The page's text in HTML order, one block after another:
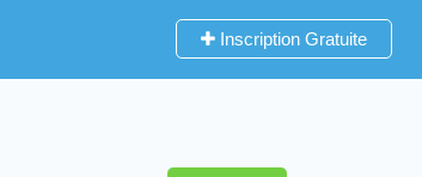
Inscription Gratuite